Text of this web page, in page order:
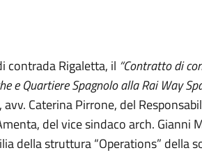
contrada Rigaletta, il “Contratto di
e Quartiere Spagnolo alla Rai Way
Caterina Pirrone, del
del vice sindaco arch. Gianni
della struttura “Operations” della